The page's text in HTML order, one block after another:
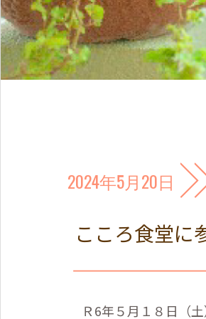
2024年5月20日
こころ食堂に
Ｒ6年５月１８日（